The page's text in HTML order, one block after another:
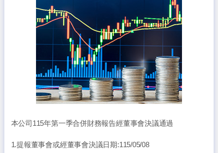
本公司115年第一季合併財務報告經董事會決議通過
1.提報董事會或經董事會決議日期:115/05/08